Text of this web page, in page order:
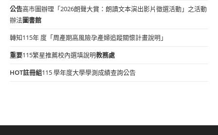
公告高市圖辦理「2026朗聲大賞：朗讀文本演出影片徵選活動」之活動
辦法圖書館
轉知115年 度「周產期高風險孕產婦追蹤關懷計畫說明」
重要115繁星推薦校內選填說明教務處
HOT註冊組115 學年度大學學測成績查詢公告